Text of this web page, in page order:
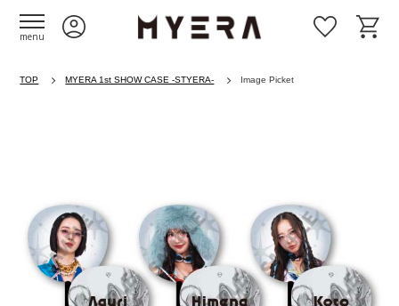
menu
TOP MYERA 1st SHOW CASE -STYERA- Image Picket